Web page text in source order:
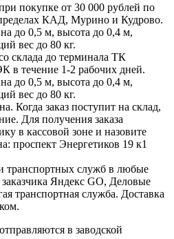
покупке от 30 000 рублей по
КАД, Мурино и Кудрово.
до 0,5 м, высота до 0,4 м,
вес до 80 кг.
склада до терминала ТК
в течение 1-2 рабочих дней.
до 0,5 м, высота до 0,4 м,
вес до 80 кг.
Когда заказ поступит на склад,
Для получения заказа
в кассовой зоне и назовите
проспект Энергетиков 19 к1
транспортных служб в любые
Яндекс GO, Деловые
транспортная служба. Доставка
в заводской